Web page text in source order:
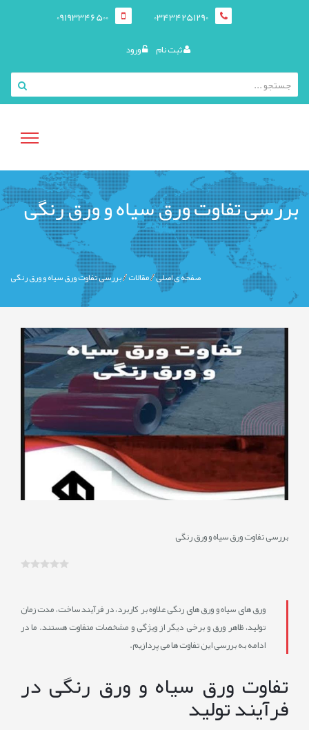
03434251290
09193346500
ثبت نام ورود
منوی
کاربری
بررسی تفاوت ورق سیاه و ورق رنگی
صفحه ی اصلی مقالات بررسی تفاوت ورق سیاه و ورق رنگی
بررسی تفاوت ورق سیاه و ورق رنگی
ورق های سیاه و ورق های رنگی علاوه بر کاربرد، در فرآیند ساخت، مدت زمان
تولید، ظاهر ورق و برخی دیگر از ویژگی و مشخصات متفاوت هستند. ما در
ادامه به بررسی این تفاوت ها می پردازیم.
تفاوت ورق سیاه و ورق رنگی در
فرآیند تولید